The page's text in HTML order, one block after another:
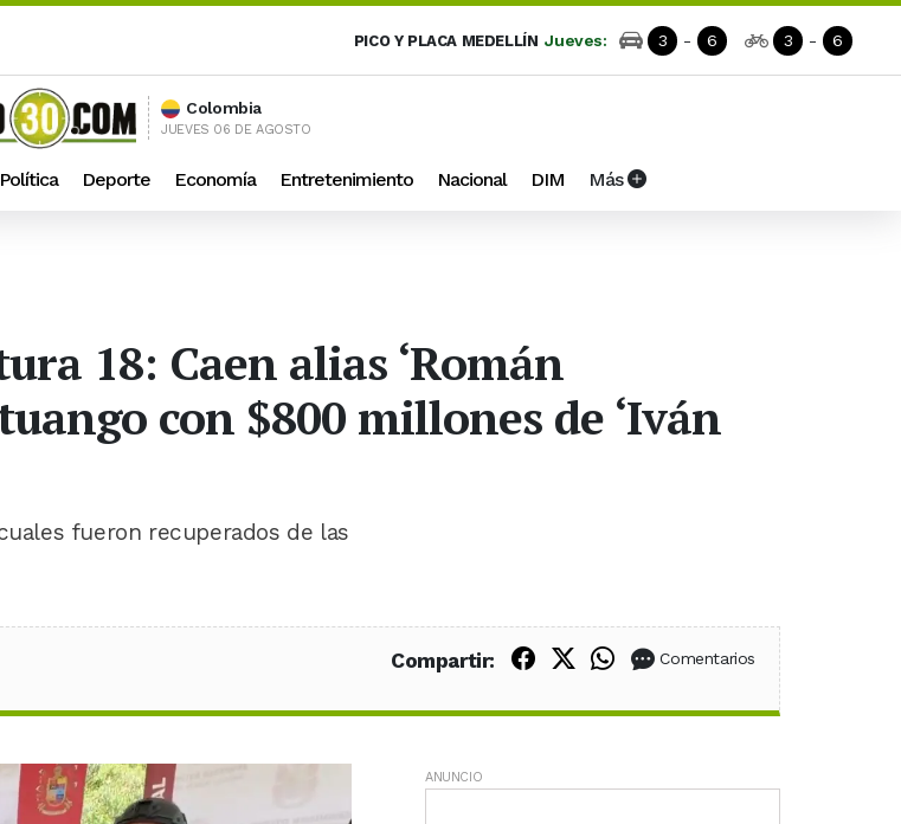
PICO Y PLACA MEDELLÍN Jueves: 3 - 6 3 - 6
Colombia
JUEVES 06 DE AGOSTO
Política Deporte Economía Entretenimiento Nacional DIM Más
18: Caen alias ‘Román
con $800 millones de ‘Iván
fueron recuperados de las
Compartir: Compartir en Facebook
Compartir en X (Twitter)
Compartir en WhatsApp
Comentarios
ANUNCIO